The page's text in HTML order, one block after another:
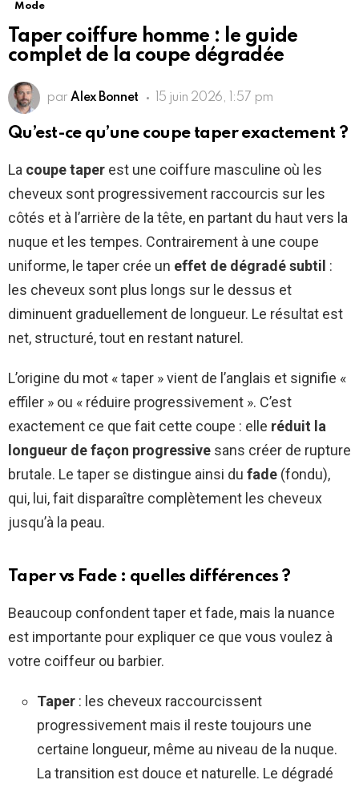
Mode
Taper coiffure homme : le guide
complet de la coupe dégradée
par Alex Bonnet 15 juin 2026, 1:57 pm
Qu’est-ce qu’une coupe taper exactement ?
La coupe taper est une coiffure masculine où les
cheveux sont progressivement raccourcis sur les
côtés et à l’arrière de la tête, en partant du haut vers la
nuque et les tempes. Contrairement à une coupe
uniforme, le taper crée un effet de dégradé subtil :
les cheveux sont plus longs sur le dessus et
diminuent graduellement de longueur. Le résultat est
net, structuré, tout en restant naturel.
L’origine du mot « taper » vient de l’anglais et signifie «
effiler » ou « réduire progressivement ». C’est
exactement ce que fait cette coupe : elle réduit la
longueur de façon progressive sans créer de rupture
brutale. Le taper se distingue ainsi du fade (fondu),
qui, lui, fait disparaître complètement les cheveux
jusqu’à la peau.
Taper vs Fade : quelles différences ?
Beaucoup confondent taper et fade, mais la nuance
est importante pour expliquer ce que vous voulez à
votre coiffeur ou barbier.
Taper : les cheveux raccourcissent
progressivement mais il reste toujours une
certaine longueur, même au niveau de la nuque.
La transition est douce et naturelle. Le dégradé